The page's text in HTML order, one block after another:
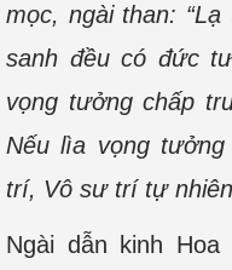
mọc, ngài than:
sanh đều có đức
vọng tưởng chấp
Nếu lìa vọng
trí, Vô sư trí tự
Ngài dẫn kinh